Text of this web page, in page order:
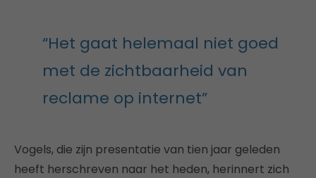
“Het gaat helemaal niet goed
met de zichtbaarheid van
reclame op internet”
Vogels, die zijn presentatie van tien jaar geleden
heeft herschreven naar het heden, herinnert zich